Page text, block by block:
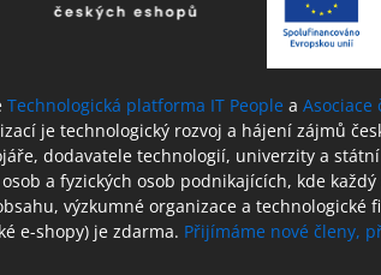
Technologická platforma IT People aAsociace
je technologický rozvoj a hájení zájmů
dodavatele technologií, univerzity a
a fyzických osob podnikajících, kde
výzkumné organizace a technologické
e-shopy) je zdarma. Přijímáme nové členy,